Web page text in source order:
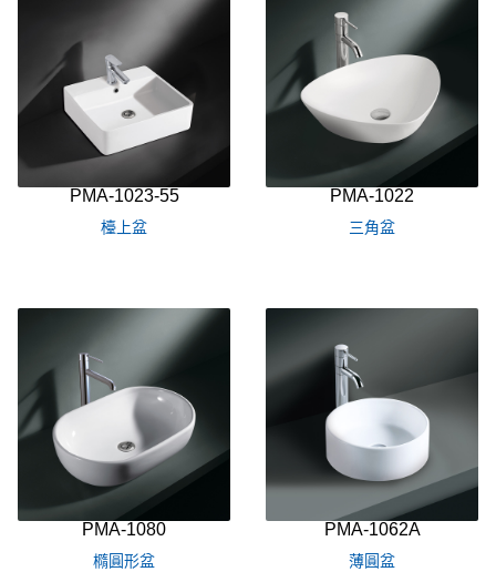
PMA-1023-55
檯上盆
PMA-1022
三角盆
PMA-1080
橢圓形盆
PMA-1062A
薄圓盆